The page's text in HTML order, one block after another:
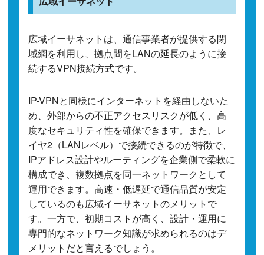
広域イーサネットは、通信事業者が提供する閉
域網を利用し、拠点間をLANの延長のように接
続するVPN接続方式です。
IP-VPNと同様にインターネットを経由しないた
め、外部からの不正アクセスリスクが低く、高
度なセキュリティ性を確保できます。また、レ
イヤ2（LANレベル）で接続できるのが特徴で、
IPアドレス設計やルーティングを企業側で柔軟に
構成でき、複数拠点を同一ネットワークとして
運用できます。高速・低遅延で通信品質が安定
しているのも広域イーサネットのメリットで
す。一方で、初期コストが高く、設計・運用に
専門的なネットワーク知識が求められるのはデ
メリットだと言えるでしょう。